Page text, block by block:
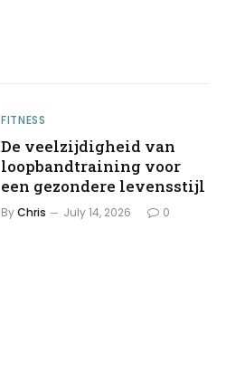
FITNESS
De veelzijdigheid van
loopbandtraining voor
een gezondere levensstijl
ByChris July 14, 2026 0